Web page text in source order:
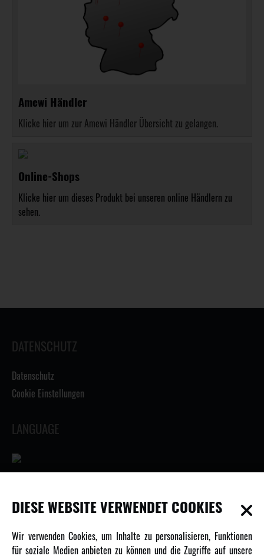
Amewi Händler
Klicke hier um zur Amewi Händler Übersicht zu gelangen.
Online-Shops
Klicke hier um dieses Produkt bei unseren online Händlern zu
sehen.
DATENSCHUTZ
Datenschutz
Cookie Einstellungen
LANGUAGE
INFORMATIONEN
Newsletter
Über uns
DIESE WEBSITE VERWENDET COOKIES
Wir verwenden Cookies, um Inhalte zu personalisieren, Funktionen
für soziale Medien anbieten zu können und die Zugriffe auf unsere